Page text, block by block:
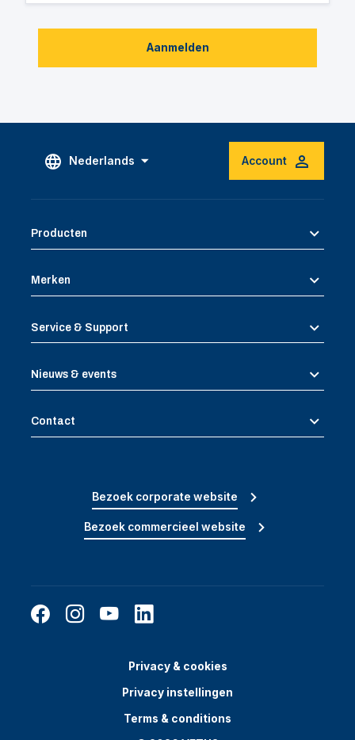
Aanmelden
Nederlands Account
Producten
Merken
Service & Support
Nieuws & events
Contact
Bezoek corporate website
Bezoek commercieel website
Privacy & cookies
Privacy instellingen
Terms & conditions